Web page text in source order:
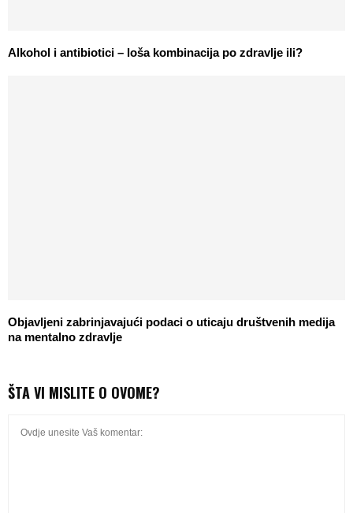
Alkohol i antibiotici – loša kombinacija po zdravlje ili?
Objavljeni zabrinjavajući podaci o uticaju društvenih medija
na mentalno zdravlje
ŠTA VI MISLITE O OVOME?